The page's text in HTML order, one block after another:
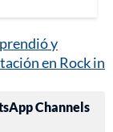
y
en Rock in
Channels